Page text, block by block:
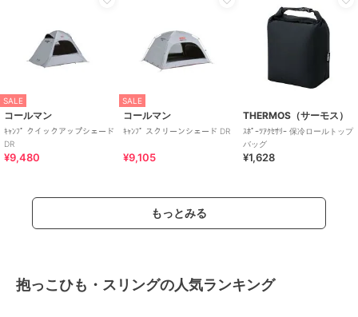
SALE
コールマン
ｷｬﾝﾌﾟ クイックアップシェード
DR
¥9,480
SALE
コールマン
ｷｬﾝﾌﾟ スクリーンシェード DR
¥9,105
THERMOS（サーモス）
ｽﾎﾟｰﾂｱｸｾｻﾘｰ 保冷ロールトップ
バッグ
¥1,628
もっとみる
抱っこひも・スリングの人気ランキング